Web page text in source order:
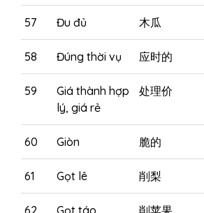
57 Đu đủ 木瓜
58 Đúng thời vụ 应时的
59
Giá thành hợp
lý, giá rẻ
处理价
60 Giòn 脆的
61 Gọt lê 削梨
62 Gọt táo 削苹果